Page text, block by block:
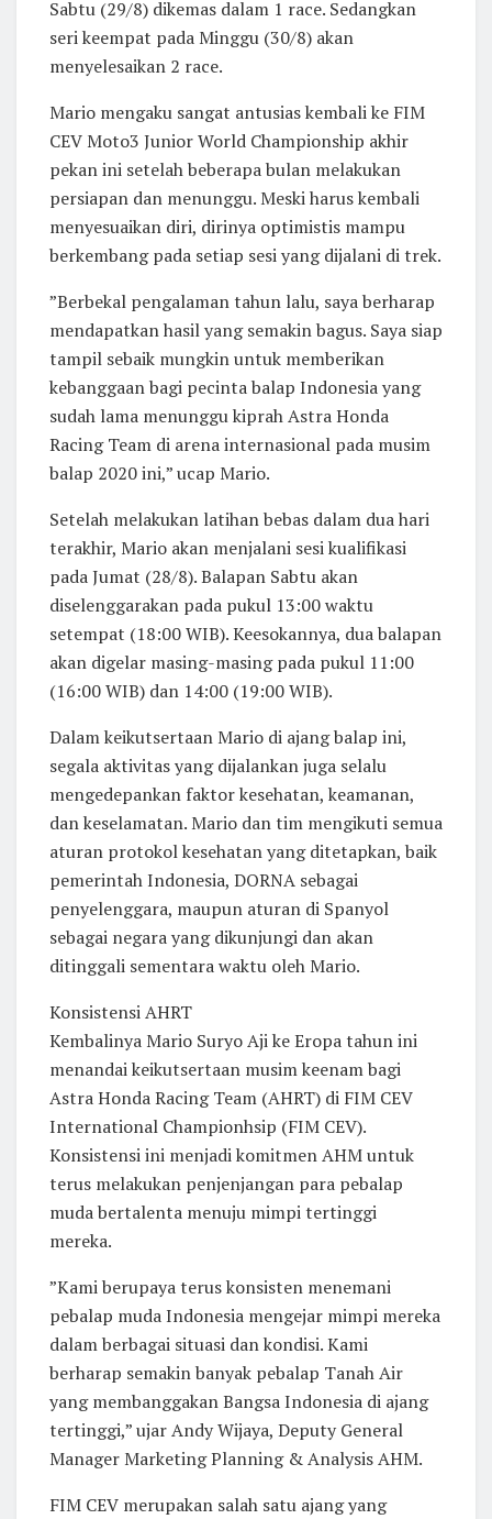
Sabtu (29/8) dikemas dalam 1 race. Sedangkan
seri keempat pada Minggu (30/8) akan
menyelesaikan 2 race.
Mario mengaku sangat antusias kembali ke FIM
CEV Moto3 Junior World Championship akhir
pekan ini setelah beberapa bulan melakukan
persiapan dan menunggu. Meski harus kembali
menyesuaikan diri, dirinya optimistis mampu
berkembang pada setiap sesi yang dijalani di trek.
”Berbekal pengalaman tahun lalu, saya berharap
mendapatkan hasil yang semakin bagus. Saya siap
tampil sebaik mungkin untuk memberikan
kebanggaan bagi pecinta balap Indonesia yang
sudah lama menunggu kiprah Astra Honda
Racing Team di arena internasional pada musim
balap 2020 ini,” ucap Mario.
Setelah melakukan latihan bebas dalam dua hari
terakhir, Mario akan menjalani sesi kualifikasi
pada Jumat (28/8). Balapan Sabtu akan
diselenggarakan pada pukul 13:00 waktu
setempat (18:00 WIB). Keesokannya, dua balapan
akan digelar masing-masing pada pukul 11:00
(16:00 WIB) dan 14:00 (19:00 WIB).
Dalam keikutsertaan Mario di ajang balap ini,
segala aktivitas yang dijalankan juga selalu
mengedepankan faktor kesehatan, keamanan,
dan keselamatan. Mario dan tim mengikuti semua
aturan protokol kesehatan yang ditetapkan, baik
pemerintah Indonesia, DORNA sebagai
penyelenggara, maupun aturan di Spanyol
sebagai negara yang dikunjungi dan akan
ditinggali sementara waktu oleh Mario.
Konsistensi AHRT
Kembalinya Mario Suryo Aji ke Eropa tahun ini
menandai keikutsertaan musim keenam bagi
Astra Honda Racing Team (AHRT) di FIM CEV
International Championhsip (FIM CEV).
Konsistensi ini menjadi komitmen AHM untuk
terus melakukan penjenjangan para pebalap
muda bertalenta menuju mimpi tertinggi
mereka.
”Kami berupaya terus konsisten menemani
pebalap muda Indonesia mengejar mimpi mereka
dalam berbagai situasi dan kondisi. Kami
berharap semakin banyak pebalap Tanah Air
yang membanggakan Bangsa Indonesia di ajang
tertinggi,” ujar Andy Wijaya, Deputy General
Manager Marketing Planning & Analysis AHM.
FIM CEV merupakan salah satu ajang yang